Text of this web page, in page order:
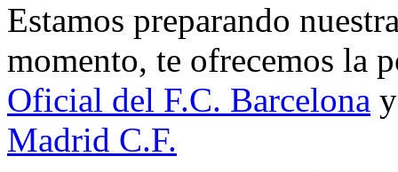
Estamos preparando
momento, te ofrecemos la
Oficial del F.C. Barcelona
Madrid C.F.